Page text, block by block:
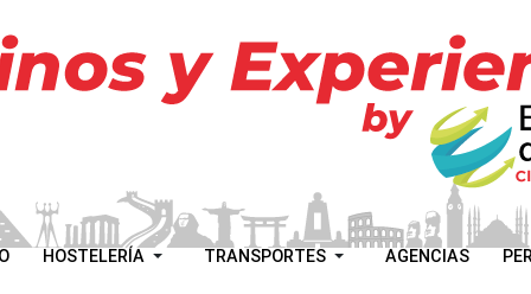
HOSTELERÍA TRANSPORTES AGENCIAS